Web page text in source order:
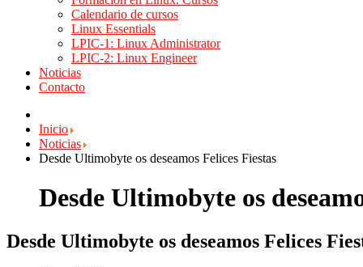
Calendario de cursos
Linux Essentials
LPIC-1: Linux Administrator
LPIC-2: Linux Engineer
Noticias
Contacto
Inicio
Noticias
Desde Ultimobyte os deseamos Felices Fiestas
Desde Ultimobyte os
Desde Ultimobyte os deseamos Felices